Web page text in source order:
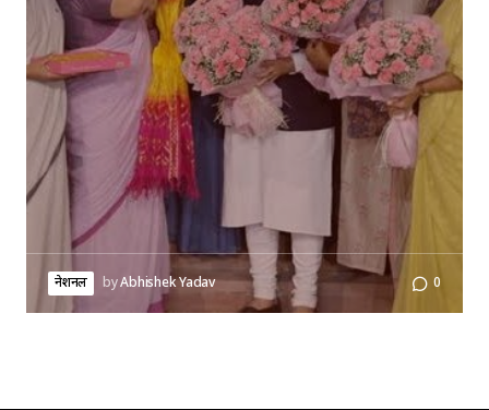
नेशनल byAbhishek Yadav 0